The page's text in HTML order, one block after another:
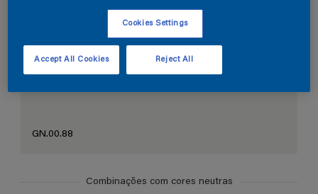
GN.00.88
Combinações com cores neutras
Cookies Settings
Reject All
Accept All Cookies